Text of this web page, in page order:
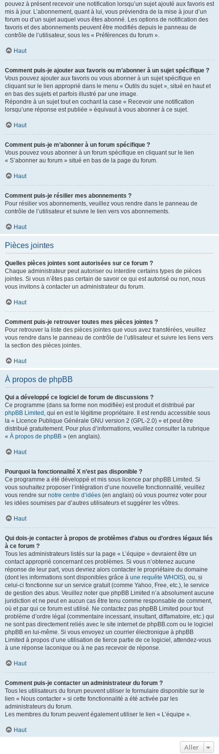
pouvez à présent recevoir une notification lorsqu’un sujet ajouté aux favoris est
mis à jour. L’abonnement, quant à lui, vous préviendra de la mise à jour d’un
forum ou d’un sujet auquel vous êtes abonné. Les options de notification des
favoris et des abonnements peuvent être modifiés depuis le panneau de
contrôle de l’utilisateur, sous les « Préférences du forum ».
Haut
Comment puis-je ajouter aux favoris ou m’abonner à un sujet spécifique ?
Vous pouvez ajouter aux favoris ou vous abonner à un sujet spécifique en
cliquant sur le lien approprié dans le menu « Outils du sujet », situé en haut et
en bas des sujets et parfois illustré par une image.
Répondre à un sujet tout en cochant la case « Recevoir une notification
lorsqu’une réponse est publiée » équivaut à vous abonner à ce sujet.
Haut
Comment puis-je m’abonner à un forum spécifique ?
Vous pouvez vous abonner à un forum spécifique en cliquant sur le lien
« S’abonner au forum » situé en bas de la page du forum.
Haut
Comment puis-je résilier mes abonnements ?
Pour résilier vos abonnements, veuillez vous rendre dans le panneau de
contrôle de l’utilisateur et suivre le lien vers vos abonnements.
Haut
Pièces jointes
Quelles pièces jointes sont autorisées sur ce forum ?
Chaque administrateur peut autoriser ou interdire certains types de pièces
jointes. Si vous n’êtes pas certain de savoir ce qui est autorisé ou non, nous
vous invitons à contacter un administrateur du forum.
Haut
Comment puis-je retrouver toutes mes pièces jointes ?
Pour retrouver la liste des pièces jointes que vous avez transférées, veuillez
vous rendre dans le panneau de contrôle de l’utilisateur et suivre les liens vers
la section des pièces jointes.
Haut
À propos de phpBB
Qui a développé ce logiciel de forum de discussions ?
Ce programme (dans sa forme non modifiée) est produit et distribué par
phpBB Limited , qui en est le légitime propriétaire. Il est rendu accessible sous
la « Licence Publique Générale GNU version 2 (GPL-2.0) » et peut être
distribué gratuitement. Pour plus d’informations, veuillez consulter la rubrique
« À propos de phpBB » (en anglais).
Haut
Pourquoi la fonctionnalité X n’est pas disponible ?
Ce programme a été développé et mis sous licence par phpBB Limited. Si
vous souhaitez proposer l’intégration d’une nouvelle fonctionnalité, veuillez
vous rendre sur notre centre d’idées (en anglais) où vous pourrez voter pour
les idées soumises par d’autres utilisateurs et suggérer les vôtres.
Haut
Qui dois-je contacter à propos de problèmes d’abus ou d’ordres légaux liés
à ce forum ?
Tous les administrateurs listés sur la page « L’équipe » devraient être un
contact approprié concernant ces problèmes. Si vous n’obtenez aucune
réponse de leur part, vous devriez alors contacter le propriétaire du domaine
(dont les informations sont disponibles grâce à une requête WHOIS), ou, si
celui-ci fonctionne sur un service gratuit (comme Yahoo, Free, etc.), le service
de gestion des abus. Veuillez noter que phpBB Limited n’a absolument aucune
juridiction et ne peut en aucun cas être tenu comme responsable de comment,
où et par qui ce forum est utilisé. Ne contactez pas phpBB Limited pour tout
problème d’ordre légal (commentaire incessant, insultant, diffamatoire, etc.) qui
ne sont pas directement reliés avec le site internet de phpBB.com ou le logiciel
phpBB en lui-même. Si vous envoyez un courrier électronique à phpBB
Limited à propos d’une utilisation de tierce partie de ce logiciel, attendez-vous
à une réponse laconique ou à ne pas recevoir de réponse.
Haut
Comment puis-je contacter un administrateur du forum ?
Tous les utilisateurs du forum peuvent utiliser le formulaire disponible sur le
lien « Nous contacter » si cette fonctionnalité a été activée par les
administrateurs du forum.
Les membres du forum peuvent également utiliser le lien « L’équipe ».
Haut
Aller